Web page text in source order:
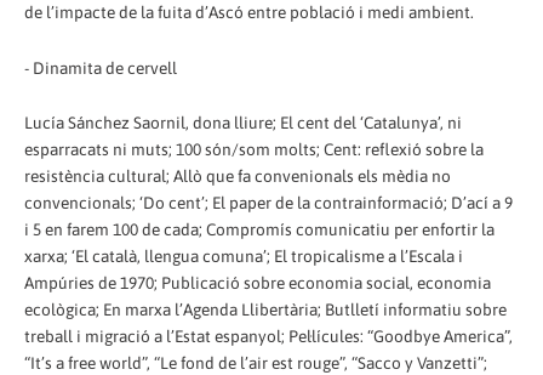
de l’impacte de la fuita d’Ascó entre població i medi ambient.
- Dinamita de cervell
Lucía Sánchez Saornil, dona lliure; El cent del ‘Catalunya’, ni
esparracats ni muts; 100 són/som molts; Cent: reflexió sobre la
resistència cultural; Allò que fa convenionals els mèdia no
convencionals; ‘Do cent’; El paper de la contrainformació; D’ací a 9
i 5 en farem 100 de cada; Compromís comunicatiu per enfortir la
xarxa; ‘El català, llengua comuna’; El tropicalisme a l’Escala i
Ampúries de 1970; Publicació sobre economia social, economia
ecològica; En marxa l’Agenda Llibertària; Butlletí informatiu sobre
treball i migració a l’Estat espanyol; Pel·lícules: “Goodbye America”,
“It’s a free world”, “Le fond de l’air est rouge”, “Sacco y Vanzetti”;